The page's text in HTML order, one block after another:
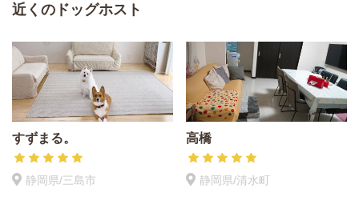
近くのドッグホスト
すずまる。
静岡県/三島市
高橋
静岡県/清水町